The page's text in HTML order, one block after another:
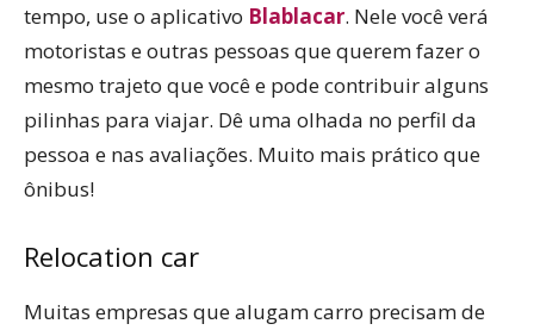
tempo, use o aplicativo Blablacar. Nele você verá
motoristas e outras pessoas que querem fazer o
mesmo trajeto que você e pode contribuir alguns
pilinhas para viajar. Dê uma olhada no perfil da
pessoa e nas avaliações. Muito mais prático que
ônibus!
Relocation car
Muitas empresas que alugam carro precisam de